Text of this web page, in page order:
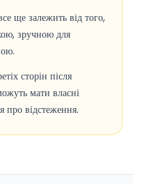
ще залежить від того,
зручною для
сторін після
мати власні
про відстеження.